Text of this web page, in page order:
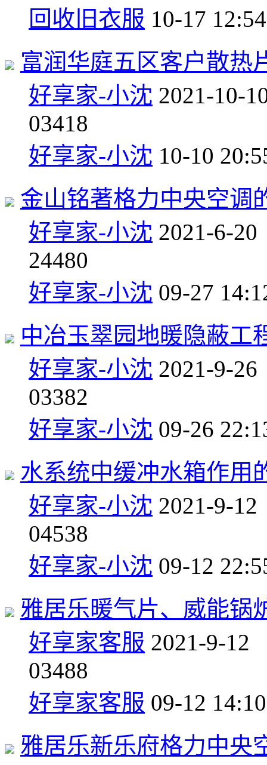
回收旧衣服 10-17 12:54
富润华庭五区客户散热
好享家-小沈 2021-10-
03418
好享家-小沈 10-10
金山铭著格力中央空调
好享家-小沈 2021-6-20
24480
好享家-小沈 09-27
中冶玉翠园地暖隐蔽工
好享家-小沈 2021-9-26
03382
好享家-小沈 09-26
水系统中缓冲水箱作用
好享家-小沈 2021-9-12
04538
好享家-小沈 09-12
雅居乐暖气片、威能锅
好享家客服 2021-9-12
03488
好享家客服 09-12 14:10
雅居乐新乐府格力中央